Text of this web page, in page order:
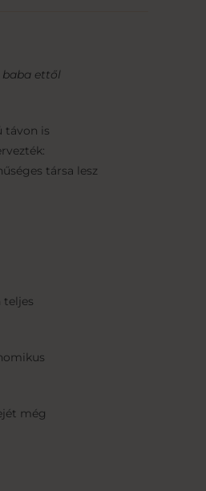
baba ettől
távon is
társa lesz
teljes
még